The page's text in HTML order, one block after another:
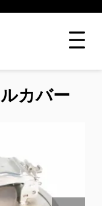
カバー